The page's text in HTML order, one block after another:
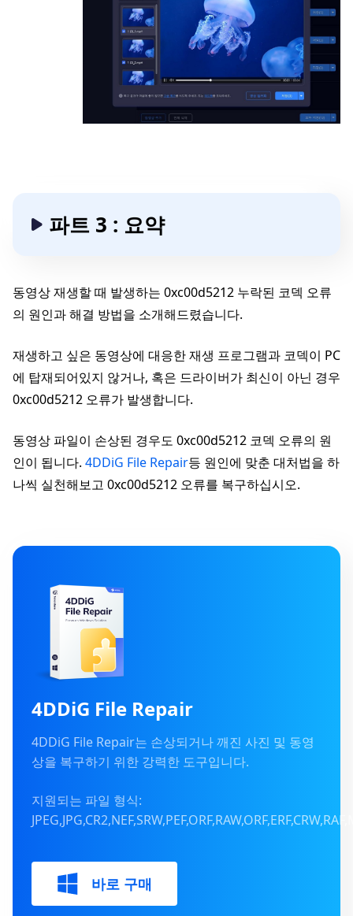
파트 3 : 요약
동영상 재생할 때 발생하는 0xc00d5212 누락된 코덱 오류
의 원인과 해결 방법을 소개해드렸습니다.
재생하고 싶은 동영상에 대응한 재생 프로그램과 코덱이 PC
에 탑재되어있지 않거나, 혹은 드라이버가 최신이 아닌 경우
0xc00d5212 오류가 발생합니다.
동영상 파일이 손상된 경우도 0xc00d5212 코덱 오류의 원
인이 됩니다. 4DDiG File Repair등 원인에 맞춘 대처법을 하
나씩 실천해보고 0xc00d5212 오류를 복구하십시오.
4DDiG File Repair
4DDiG File Repair는 손상되거나 깨진 사진 및 동영
상을 복구하기 위한 강력한 도구입니다.
지원되는 파일 형식:
바로 구매